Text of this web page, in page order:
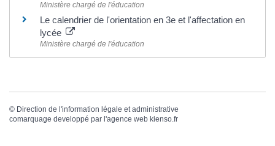
Ministère chargé de l'éducation
Le calendrier de l'orientation en 3e et l'affectation en
lycée
Ministère chargé de l'éducation
© Direction de l'information légale et administrative
comarquage developpé par l'agence web kienso.fr